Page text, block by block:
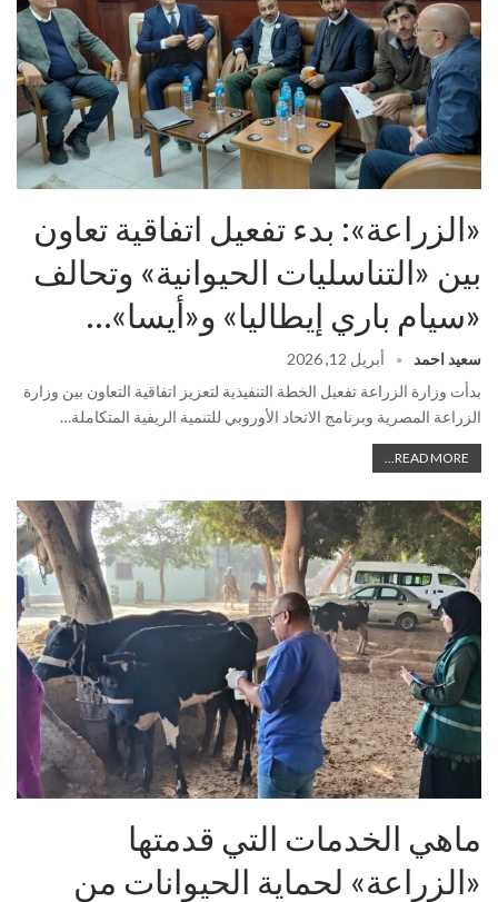
«الزراعة»: بدء تفعيل اتفاقية تعاون
بين «التناسليات الحيوانية» وتحالف
«سيام باري إيطاليا» و«أيسا»…
سعيد احمد
أبريل 12, 2026
بدأت وزارة الزراعة تفعيل الخطة التنفيذية لتعزيز اتفاقية التعاون بين وزارة
الزراعة المصرية وبرنامج الاتحاد الأوروبي للتنمية الريفية المتكاملة…
READ MORE...
ماهي الخدمات التي قدمتها
«الزراعة» لحماية الحيوانات من